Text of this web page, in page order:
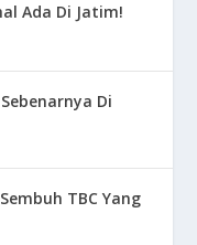
Ada Di Jatim!
Di
TBC Yang